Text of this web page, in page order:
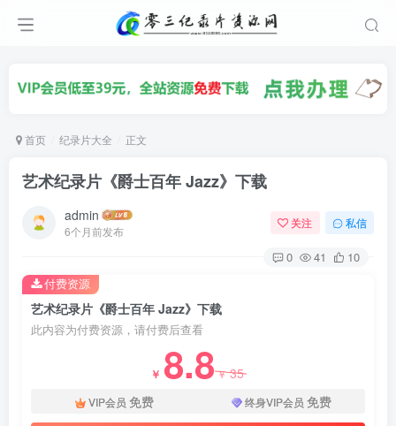
首页 纪录片大全 正文
艺术纪录片《爵士百年 Jazz》下载
admin
6个月前发布
关注 私信
0 41 10
艺术纪录片《爵士百年 Jazz》下载
此内容为付费资源，请付费后查看
￥ 8.8￥35
VIP会员 免费 终身VIP会员 免费
付费资源